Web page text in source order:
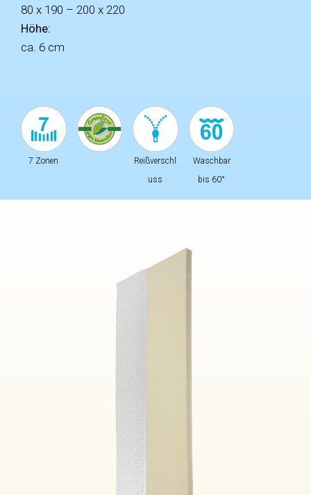
80 x 190 – 200 x 220
Höhe:
ca. 6 cm
7 Zonen
Reißverschl
uss
Waschbar
bis 60°